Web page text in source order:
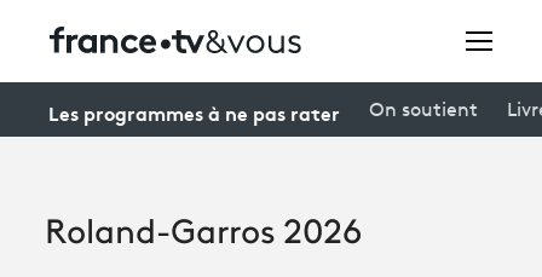
Creators
Les programmes à ne pas rater On soutient
Roland-Garros 2026